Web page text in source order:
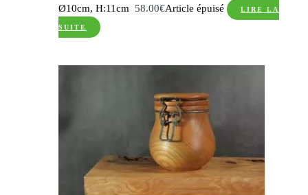
Ø10cm, H:11cm 58.00€Article épuisé LIRE LA
SUITE